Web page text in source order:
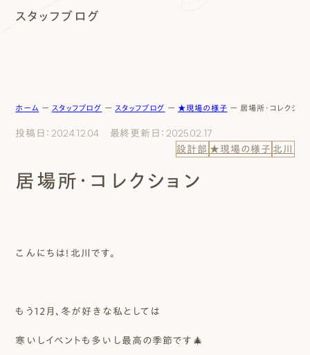
施工事例
エムズのこと
0120-40-6613
スタッフブログ
ホーム ー スタッフブログ ー スタッフブログ ー ★現場の様子 ー 居場所・コレクショ
投稿日：2024.12.04 最終更新日：2025.02.17
設計部 ★現場の様子 北川
居場所・コレクション
こんにちは！北川です。
もう12月、冬が好きな私としては
寒いしイベントも多いし最高の季節です🎄